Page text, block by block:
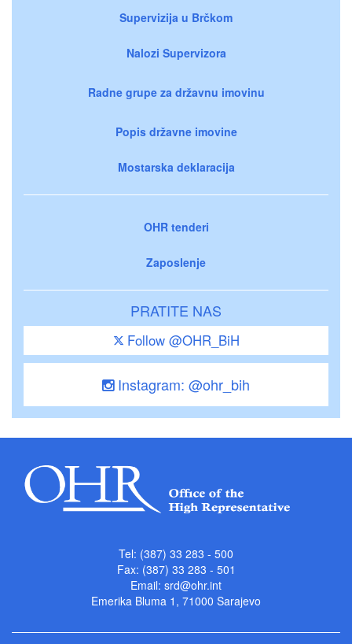
Supervizija u Brčkom
Nalozi Supervizora
Radne grupe za državnu imovinu
Popis državne imovine
Mostarska deklaracija
OHR tenderi
Zaposlenje
PRATITE NAS
Follow @OHR_BiH
Instagram: @ohr_bih
Tel: (387) 33 283 - 500
Fax: (387) 33 283 - 501
Email: srd@ohr.int
Emerika Bluma 1, 71000 Sarajevo